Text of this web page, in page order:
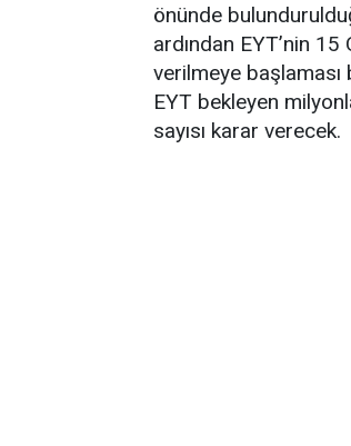
önünde
ardından EYT’nin
verilmeye başlaması
EYT bekleyen
sayısı karar verecek.